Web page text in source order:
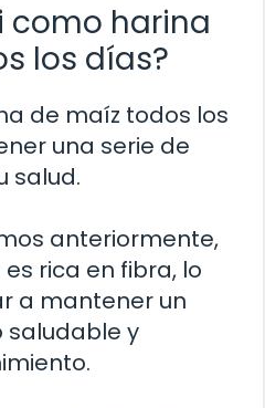
como harina
los días?
de maíz todos los
una serie de
salud.
anteriormente,
rica en fibra, lo
a mantener un
saludable y